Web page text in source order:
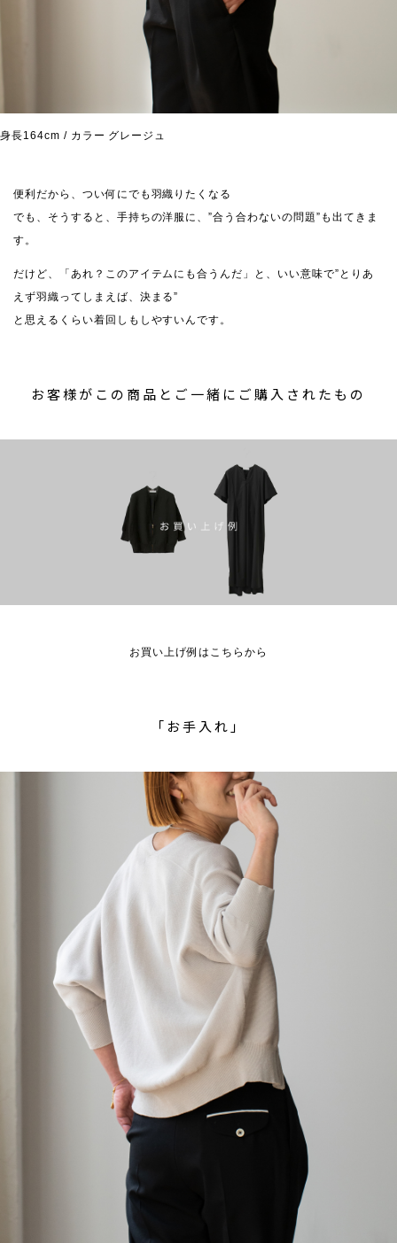
身長164cm / カラー グレージュ
便利だから、つい何にでも羽織りたくなる
でも、そうすると、手持ちの洋服に、”合う合わないの問題”も出てきま
す。
だけど、「あれ？このアイテムにも合うんだ」と、いい意味で”とりあ
えず羽織ってしまえば、決まる”
と思えるくらい着回しもしやすいんです。
お客様がこの商品とご一緒にご購入されたもの
お買い上げ例はこちらから
「お手入れ」